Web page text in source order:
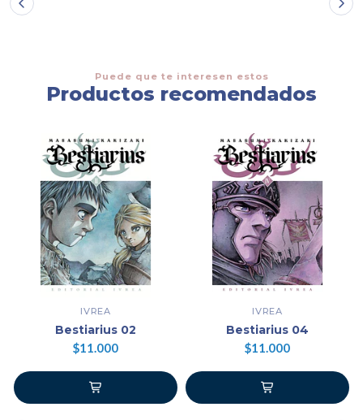
Puede que te interesen estos
Productos recomendados
IVREA
Bestiarius 02
$11.000
IVREA
Bestiarius 04
$11.000